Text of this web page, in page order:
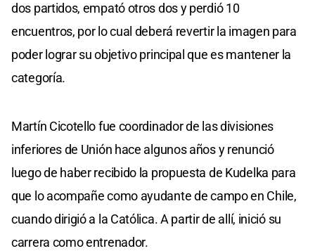
dos partidos, empató otros dos y perdió 10
encuentros, por lo cual deberá revertir la imagen para
poder lograr su objetivo principal que es mantener la
categoría.
Martín Cicotello fue coordinador de las divisiones
inferiores de Unión hace algunos años y renunció
luego de haber recibido la propuesta de Kudelka para
que lo acompañe como ayudante de campo en Chile,
cuando dirigió a la Católica. A partir de allí, inició su
carrera como entrenador.